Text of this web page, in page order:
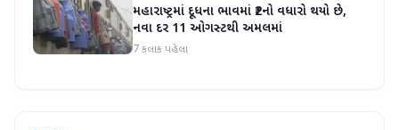
મહારાષ્ટ્રમાં દૂધના ભાવમાં ₹2નો વધારો થયો છે,
નવા દર 11 ઓગસ્ટથી અમલમાં
7 કલાક પહેલા